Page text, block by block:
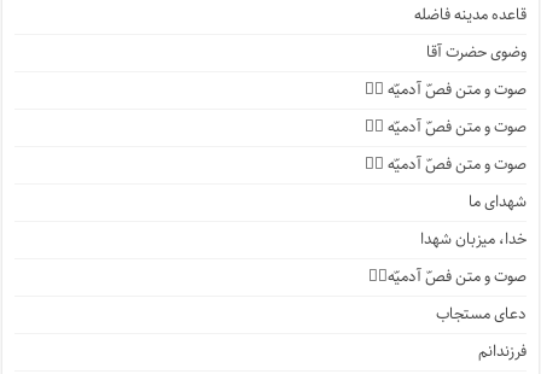
قاعده مدینه فاضله
وضوی حضرت آقا
صوت و متن فصّ آدمیّه ۴️⃣
صوت و متن فصّ آدمیّه ۳️⃣
صوت و متن فصّ آدمیّه ۲️⃣
شهدای ما
خدا، میزبان شهدا
صوت و متن فصّ آدمیّه۱️⃣
دعای مستجاب
فرزندانم